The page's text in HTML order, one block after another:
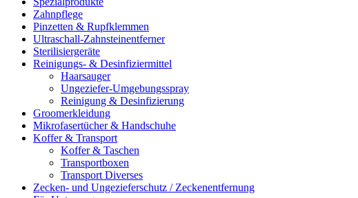
Zahnpflege
Pinzetten & Rupfklemmen
Ultraschall-Zahnsteinentferner
Sterilisiergeräte
Reinigungs- & Desinfiziermittel
Haarsauger
Ungeziefer-Umgebungsspray
Reinigung & Desinfizierung
Groomerkleidung
Mikrofasertücher & Handschuhe
Koffer & Transport
Koffer & Taschen
Transportboxen
Transport Diverses
Zecken- und Ungezieferschutz / Zeckenentfernung